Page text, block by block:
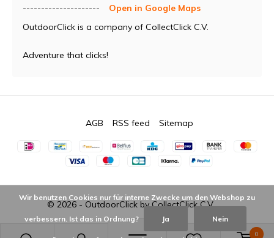
0
---------------------
Open in Google Maps
OutdoorClick is a company of CollectClick C.V.
Adventure that clicks!
© 2026 - OutdoorClick by CollectClick C.V.
AGB RSS feed Sitemap
Wir benutzen Cookies nur für interne Zwecke um den Webshop zu
verbessern. Ist das in Ordnung? Ja Nein